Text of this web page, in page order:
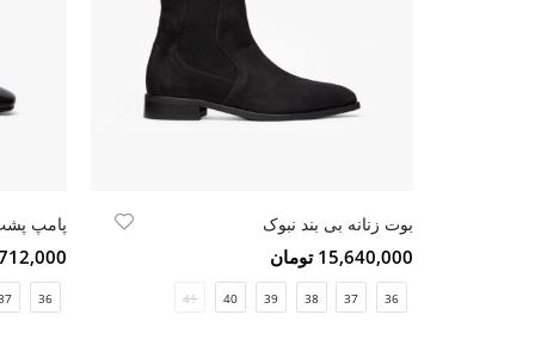
بوت زنانه بی بند نبوک
15,640,000 تومان
36
37
38
39
40
41
پامپ
9,712,000
36